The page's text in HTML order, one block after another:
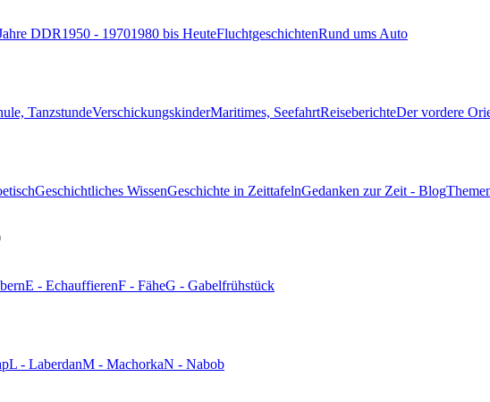
DDR1950 - 19701980 bis HeuteFluchtgeschichtenRund ums Auto
TanzstundeVerschickungskinderMaritimes, SeefahrtReiseberichteDer vordere
Geschichtliches WissenGeschichte in ZeittafelnGedanken zur Zeit - Blog
E - EchauffierenF - FäheG - Gabelfrühstück
L - LaberdanM - MachorkaN - Nabob